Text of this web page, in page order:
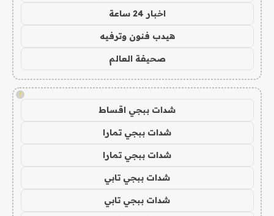
اخبار 24 ساعة
هيدب فنون وترفيه
صحيفة العالم
!
شدات ببجي اقساط
شدات ببجي تمارا
شدات ببجي تمارا
شدات ببجي تابي
شدات ببجي تابي